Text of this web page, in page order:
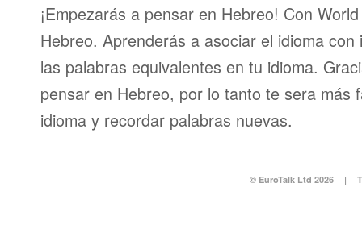
¡Empezarás a pensar en Hebreo! Con
Hebreo. Aprenderás a asociar el idioma
las palabras equivalentes en tu idioma.
pensar en Hebreo, por lo tanto te sera más
idioma y recordar palabras nuevas.
© EuroTalk Ltd 2026 |